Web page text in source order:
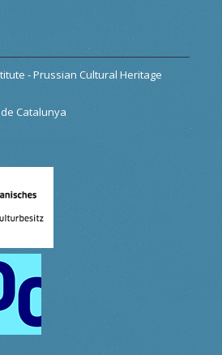
- Prussian Cultural Heritage
Catalunya